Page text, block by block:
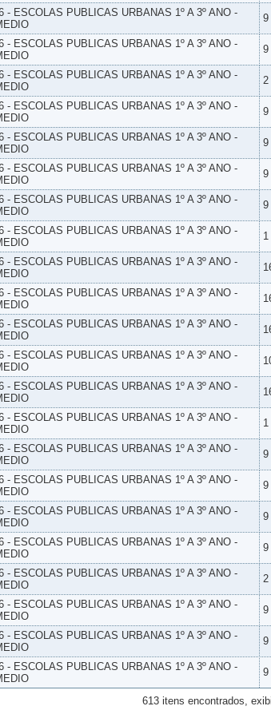
- ESCOLAS PUBLICAS URBANAS 1º A 3º ANO -
9
- ESCOLAS PUBLICAS URBANAS 1º A 3º ANO -
9
- ESCOLAS PUBLICAS URBANAS 1º A 3º ANO -
2
- ESCOLAS PUBLICAS URBANAS 1º A 3º ANO -
9
- ESCOLAS PUBLICAS URBANAS 1º A 3º ANO -
9
- ESCOLAS PUBLICAS URBANAS 1º A 3º ANO -
9
- ESCOLAS PUBLICAS URBANAS 1º A 3º ANO -
9
- ESCOLAS PUBLICAS URBANAS 1º A 3º ANO -
1
- ESCOLAS PUBLICAS URBANAS 1º A 3º ANO -
- ESCOLAS PUBLICAS URBANAS 1º A 3º ANO -
- ESCOLAS PUBLICAS URBANAS 1º A 3º ANO -
- ESCOLAS PUBLICAS URBANAS 1º A 3º ANO -
- ESCOLAS PUBLICAS URBANAS 1º A 3º ANO -
- ESCOLAS PUBLICAS URBANAS 1º A 3º ANO -
1
- ESCOLAS PUBLICAS URBANAS 1º A 3º ANO -
9
- ESCOLAS PUBLICAS URBANAS 1º A 3º ANO -
9
- ESCOLAS PUBLICAS URBANAS 1º A 3º ANO -
9
- ESCOLAS PUBLICAS URBANAS 1º A 3º ANO -
9
- ESCOLAS PUBLICAS URBANAS 1º A 3º ANO -
2
- ESCOLAS PUBLICAS URBANAS 1º A 3º ANO -
9
- ESCOLAS PUBLICAS URBANAS 1º A 3º ANO -
9
- ESCOLAS PUBLICAS URBANAS 1º A 3º ANO -
9
613 itens encontrados,